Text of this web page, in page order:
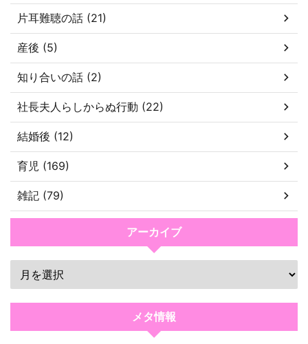
片耳難聴の話 (21)
産後 (5)
知り合いの話 (2)
社長夫人らしからぬ行動 (22)
結婚後 (12)
育児 (169)
雑記 (79)
アーカイブ
メタ情報